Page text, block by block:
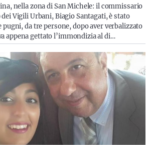
nella zona di San Michele: il commissario
Vigili Urbani, Biagio Santagati, è stato
pugni, da tre persone, dopo aver verbalizzato
appena gettato l’immondizia al di…